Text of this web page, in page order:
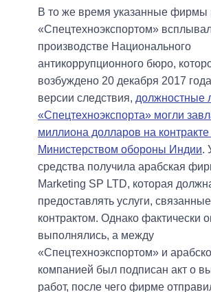
В то же время указанные фирмы
«Спецтехноэкспортом»
производстве Национального
антикоррупционного бюро,
возбуждено 20 декабря 2017
версии следствия, должностные
«Спецтехноэкспорта» могли
миллиона долларов на контракте
Министерством обороны Индии.
средства получила арабская
Marketing SP LTD, которая
предоставлять услуги,
контрактом. Однако фактически
выполнялись, а между
«Спецтехноэкспортом» и
компанией был подписан акт о
работ, после чего фирме